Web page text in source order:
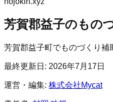
芳賀郡益子のもの
芳賀郡益子町でものづくり補
最終更新日: 2026年7月17日
運営・編集: 株式会社Mycat